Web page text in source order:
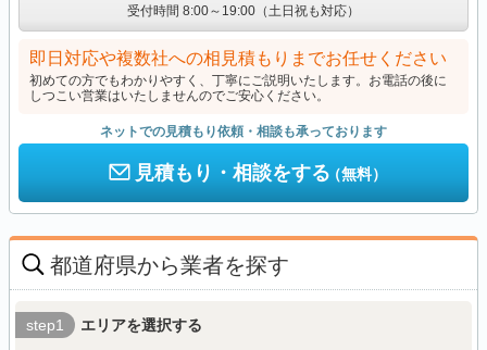
受付時間 8:00～19:00（土日祝も対応）
即日対応や複数社への相見積もりまでお任せください
初めての方でもわかりやすく、丁寧にご説明いたします。お電話の後に
しつこい営業はいたしませんのでご安心ください。
ネットでの見積もり依頼・相談も承っております
見積もり・相談をする（無料）
都道府県から業者を探す
step1 エリアを選択する